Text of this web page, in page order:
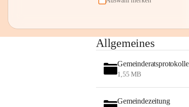
Allgemeines
Gemeinderatsprotokolle
1,55 MB
Gemeindezeitung